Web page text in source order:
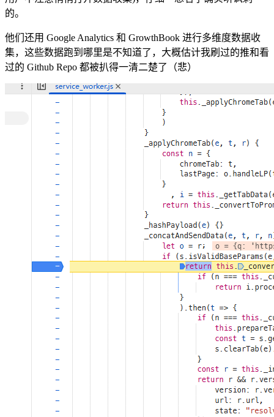
的。
他们还用 Google Analytics 和 GrowthBook 进行多维度数据收
集，这些数据跑到哪里是不知道了，大概估计我刷过的推和看
过的 Github Repo 都被扒得一清二楚了（悲）